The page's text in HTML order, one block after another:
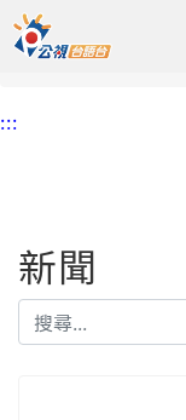
中央內容區塊
頭頁
:::
新聞